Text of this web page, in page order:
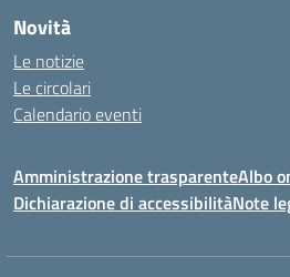
Novità
Le notizie
Le circolari
Calendario eventi
Amministrazione trasparenteAlbo
Dichiarazione di accessibilitàNote